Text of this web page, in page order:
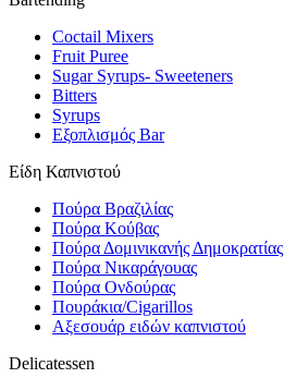
Coctail Mixers
Fruit Puree
Sugar Syrups- Sweeteners
Bitters
Syrups
Εξοπλισμός Bar
Είδη Καπνιστού
Πούρα Βραζιλίας
Πούρα Κούβας
Πούρα Δομινικανής Δημοκρατίας
Πούρα Νικαράγουας
Πούρα Ονδούρας
Πουράκια/Cigarillos
Αξεσουάρ ειδών καπνιστού
Delicatessen